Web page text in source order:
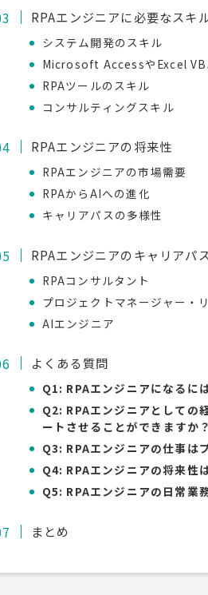
RPAエンジニアに必要なスキ
システム開発のスキル
Microsoft AccessやExcel
RPAツールのスキル
コンサルティングスキル
RPAエンジニアの将来性
RPAエンジニアの市場需要
RPAからAIへの進化
キャリアパスの多様性
RPAエンジニアのキャリアパ
RPAコンサルタント
プロジェクトマネージャー・
AIエンジニア
よくある質問
Q1: RPAエンジニアになるに
Q2: RPAエンジニアとしての
ートさせることができますか？
Q3: RPAエンジニアの仕事は
Q4: RPAエンジニアの将来性
Q5: RPAエンジニアの日常業
まとめ